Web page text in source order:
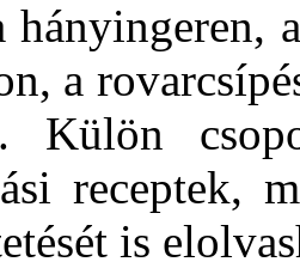
hányingeren,
a
Külön
receptek,
is